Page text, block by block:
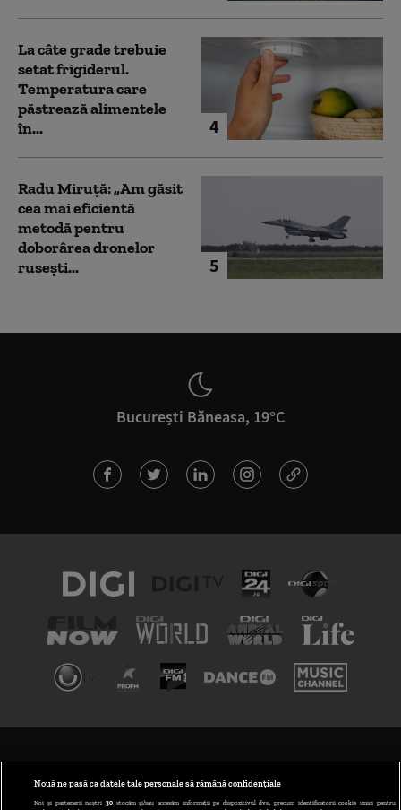
4
La câte grade trebuie
setat frigiderul.
Temperatura care
păstrează alimentele
în...
5
Radu Miruță: „Am găsit
cea mai eficientă
metodă pentru
doborârea dronelor
rusești...
București Băneasa, 19°C
Nouă ne pasă ca datele tale personale să rămână confidențiale
Noi și partenerii noștri 30stocăm și/sau accesăm informații pe dispozitivul dvs., precum identificatorii cookie unici pentru